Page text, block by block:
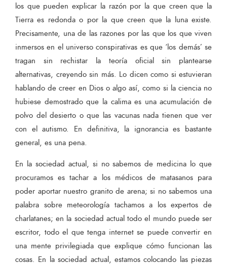
los que pueden explicar la razón por la que creen que la
Tierra es redonda o por la que creen que la luna existe.
Precisamente, una de las razones por las que los que viven
inmersos en el universo conspirativas es que ‘los demás’ se
tragan sin rechistar la teoría oficial sin plantearse
alternativas, creyendo sin más. Lo dicen como si estuvieran
hablando de creer en Dios o algo así, como si la ciencia no
hubiese demostrado que la calima es una acumulación de
polvo del desierto o que las vacunas nada tienen que ver
con el autismo. En definitiva, la ignorancia es bastante
general, es una pena.
En la sociedad actual, si no sabemos de medicina lo que
procuramos es tachar a los médicos de matasanos para
poder aportar nuestro granito de arena; si no sabemos una
palabra sobre meteorología tachamos a los expertos de
charlatanes; en la sociedad actual todo el mundo puede ser
escritor, todo el que tenga internet se puede convertir en
una mente privilegiada que explique cómo funcionan las
cosas. En la sociedad actual, estamos colocando las piezas